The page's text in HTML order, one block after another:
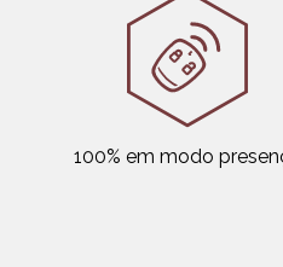
100% em modo